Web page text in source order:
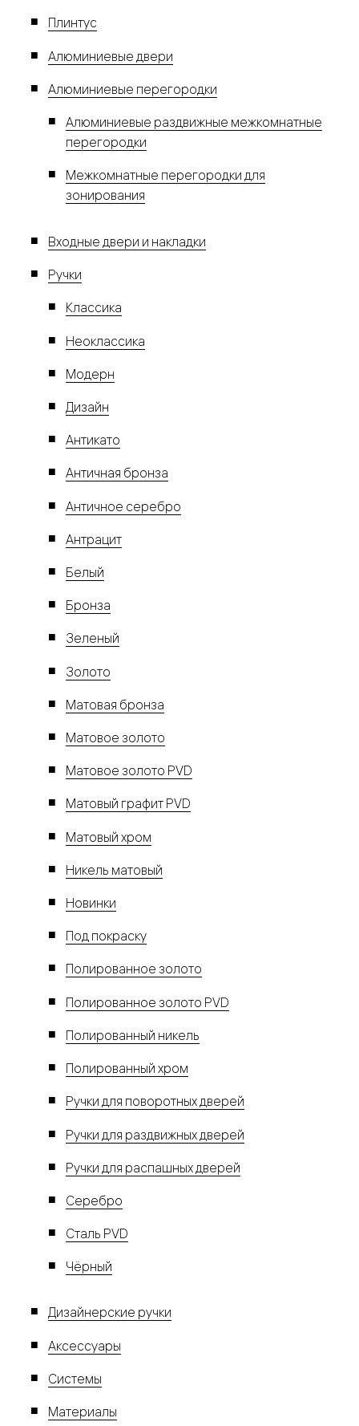
Плинтус
Алюминиевые двери
Алюминиевые перегородки
Алюминиевые раздвижные межкомнатные
перегородки
Межкомнатные перегородки для
зонирования
Входные двери и накладки
Ручки
Классика
Неоклассика
Модерн
Дизайн
Антикато
Античная бронза
Античное серебро
Антрацит
Белый
Бронза
Зеленый
Золото
Матовая бронза
Матовое золото
Матовое золото PVD
Матовый графит PVD
Матовый хром
Никель матовый
Новинки
Под покраску
Полированное золото
Полированное золото PVD
Полированный никель
Полированный хром
Ручки для поворотных дверей
Ручки для раздвижных дверей
Ручки для распашных дверей
Серебро
Сталь PVD
Чёрный
Дизайнерские ручки
Аксессуары
Системы
Материалы